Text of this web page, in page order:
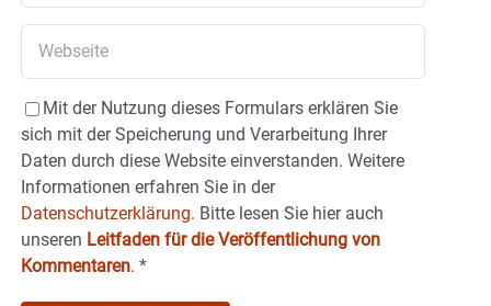
Mit der Nutzung dieses Formulars erklären Sie
sich mit der Speicherung und Verarbeitung Ihrer
Daten durch diese Website einverstanden. Weitere
Informationen erfahren Sie in der
Datenschutzerklärung. Bitte lesen Sie hier auch
unseren Leitfaden für die Veröffentlichung von
Kommentaren. *